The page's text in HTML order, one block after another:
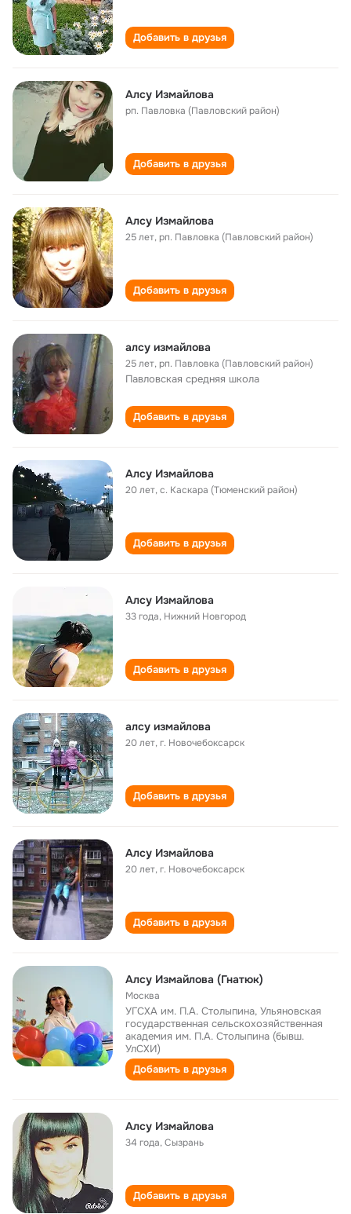
Добавить в друзья
Алсу Измайлова
рп. Павловка (Павловский район)
Добавить в друзья
Алсу Измайлова
25 лет,рп. Павловка (Павловский район)
Добавить в друзья
алсу измайлова
25 лет,рп. Павловка (Павловский район)
Павловская средняя школа
Добавить в друзья
Алсу Измайлова
20 лет,с. Каскара (Тюменский район)
Добавить в друзья
Алсу Измайлова
33 года, Нижний Новгород
Добавить в друзья
алсу измайлова
20 лет,г. Новочебоксарск
Добавить в друзья
Алсу Измайлова
20 лет,г. Новочебоксарск
Добавить в друзья
Алсу Измайлова (Гнатюк)
Москва
УГСХА им. П.А. Столыпина, Ульяновская
государственная сельскохозяйственная
академия им. П.А. Столыпина (бывш.
УлСХИ)
Добавить в друзья
Алсу Измайлова
34 года,Сызрань
Добавить в друзья